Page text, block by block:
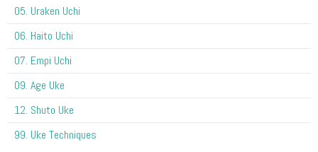
05. Uraken Uchi
06. Haito Uchi
07. Empi Uchi
09. Age Uke
12. Shuto Uke
99. Uke Techniques